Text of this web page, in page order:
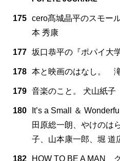
175 cero髙城晶平のスモー
本 秀康
177 坂口恭平の『ポパイ大学
178 本と映画のはなし。
179 音楽のこと。 犬山紙子
180
It’s a Small ＆
田原総一朗、やけのは
子、山本康一郎、堀 道
182 HOW TO BE A MAN